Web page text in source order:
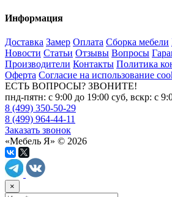
Информация
Доставка Замер Оплата Сборка мебели
Новости Статьи Отзывы Вопросы
Производители Контакты Политика
Оферта Согласие на использование
ЕСТЬ ВОПРОСЫ? ЗВОНИТЕ!
пнд-пятн: с 9:00 до 19:00 суб, вскр: с
8 (499) 350-50-29
8 (499) 964-44-11
Заказать звонок
«Мебель Я» © 2026
×